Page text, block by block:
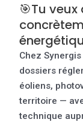
🎯Tu
Chez
dossiers
éoliens,
territoire —
technique